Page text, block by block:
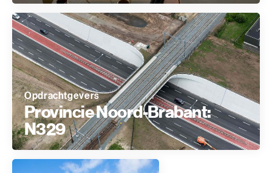
Opdrachtgevers
Provincie Noord-Brabant:
N329